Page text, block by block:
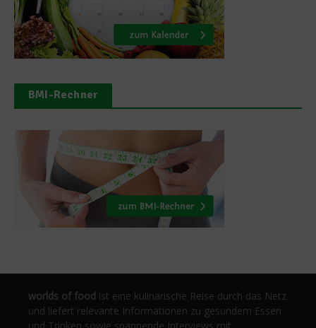
BMI-Rechner
worlds of food ist eine kulinarische Reise durch das Netz
und liefert relevante Informationen zu gesundem Essen